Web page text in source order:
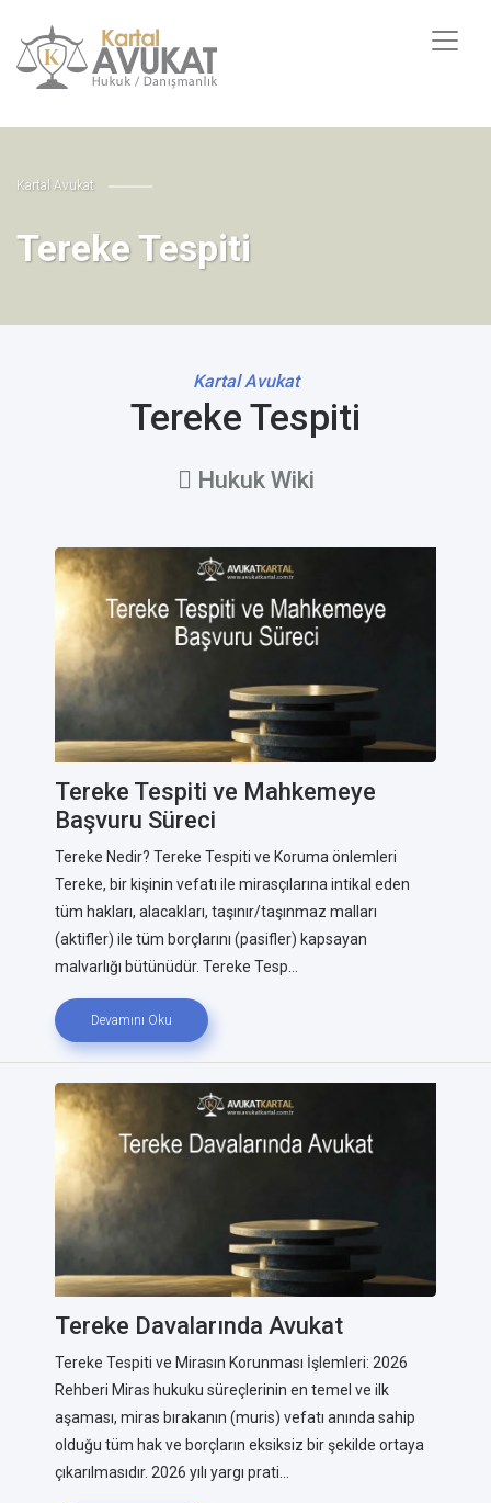
Kartal Avukat
Tereke Tespiti
Kartal Avukat
Tereke Tespiti
Hukuk Wiki
Tereke Tespiti ve Mahkemeye
Başvuru Süreci
Tereke Nedir? Tereke Tespiti ve Koruma önlemleri
Tereke, bir kişinin vefatı ile mirasçılarına intikal eden
tüm hakları, alacakları, taşınır/taşınmaz malları
(aktifler) ile tüm borçlarını (pasifler) kapsayan
malvarlığı bütünüdür. Tereke Tesp...
Devamını Oku
Tereke Davalarında Avukat
Tereke Tespiti ve Mirasın Korunması İşlemleri: 2026
Rehberi Miras hukuku süreçlerinin en temel ve ilk
aşaması, miras bırakanın (muris) vefatı anında sahip
olduğu tüm hak ve borçların eksiksiz bir şekilde ortaya
çıkarılmasıdır. 2026 yılı yargı prati...